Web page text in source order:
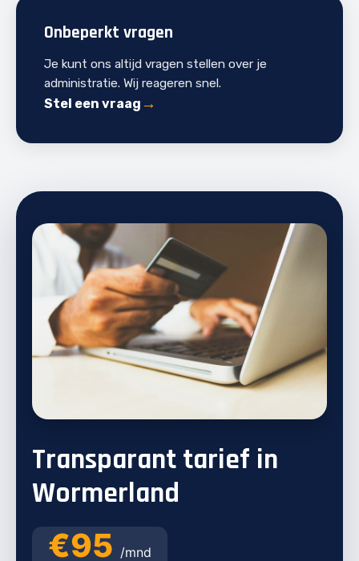
Onbeperkt vragen
Je kunt ons altijd vragen stellen over je
administratie. Wij reageren snel.
Stel een vraag
Transparant tarief in
Wormerland
€95 /mnd